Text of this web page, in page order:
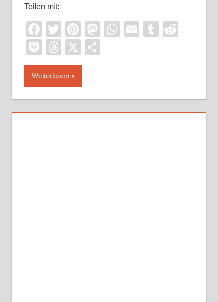
Teilen mit:
Facebook
TwitterPinterest
Mastodon
WhatsApp
EmailTumblr
PocketThreads
X
Weiterlesen